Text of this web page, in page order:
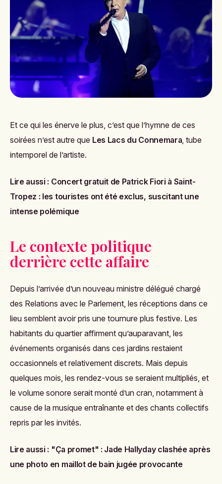
Et ce qui les énerve le plus, c’est que l’hymne de ces
soirées n’est autre que Les Lacs du Connemara , tube
intemporel de l’artiste.
Lire aussi : Concert gratuit de Patrick Fiori à Saint-
Tropez : les touristes ont été exclus, suscitant une
intense polémique
Le contexte politique
derrière cette affaire
Depuis l’arrivée d’un nouveau ministre délégué chargé
des Relations avec le Parlement, les réceptions dans ce
lieu semblent avoir pris une tournure plus festive. Les
habitants du quartier affirment qu’auparavant, les
événements organisés dans ces jardins restaient
occasionnels et relativement discrets. Mais depuis
quelques mois, les rendez-vous se seraient multipliés, et
le volume sonore serait monté d’un cran, notamment à
cause de la musique entraînante et des chants collectifs
repris par les invités.
Lire aussi : "Ça promet" : Jade Hallyday clashée après
une photo en maillot de bain jugée provocante